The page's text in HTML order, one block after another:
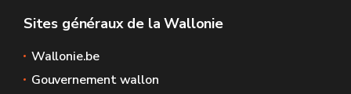
Sites généraux de la Wallonie
Wallonie.be
Gouvernement wallon